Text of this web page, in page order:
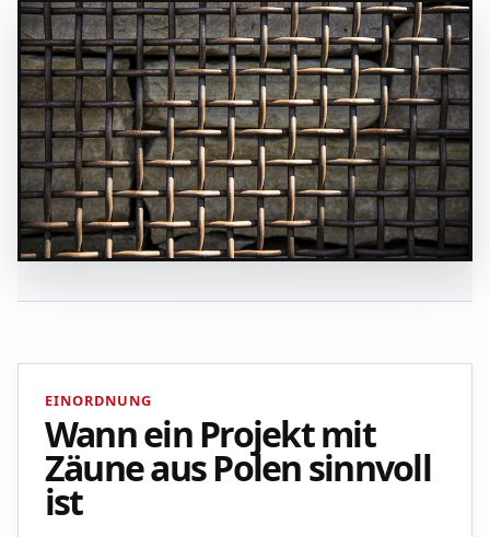
EINORDNUNG
Wann ein Projekt mit
Zäune aus Polen sinnvoll
ist